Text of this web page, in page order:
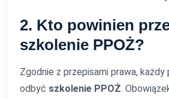
2. Kto powinien
szkolenie PPOŻ?
Zgodnie z przepisami prawa, każdy
odbyć szkolenie PPOŻ.